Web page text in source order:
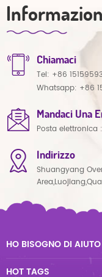
Chiamaci
Tel: +86
Whatsapp: +86
Mandaci Una
Posta elettronica :
Indirizzo
Shuangyang
HO BISOGNO DI AIUTO
HOT TAGS